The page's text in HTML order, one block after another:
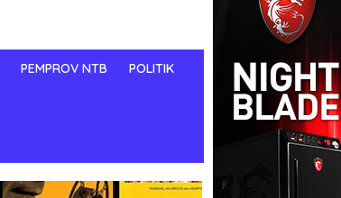
PEMPROV NTB POLITIK